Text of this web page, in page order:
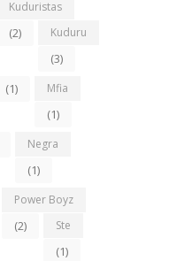
Kuduristas
(2) Kuduru
(3)
(1) Mfia
(1)
Negra
(1)
Power Boyz
(2) Ste
(1)